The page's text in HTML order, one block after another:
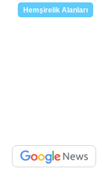
Hemşirelik Alanları